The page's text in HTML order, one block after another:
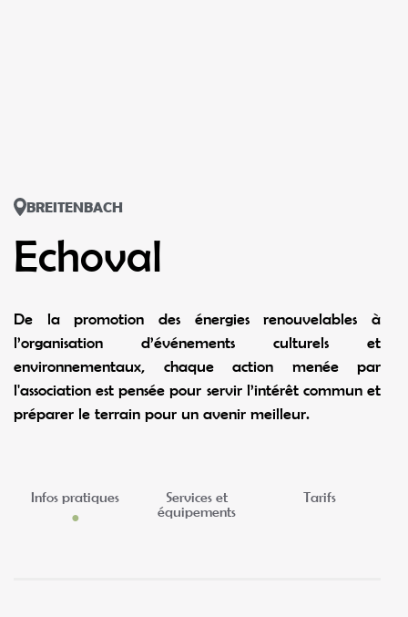
BREITENBACH
Echoval
De la promotion des énergies renouvelables à
l’organisation d’événements culturels et
environnementaux, chaque action menée par
l'association est pensée pour servir l’intérêt commun et
préparer le terrain pour un avenir meilleur.
Infos pratiques
Services et
équipements
Tarifs